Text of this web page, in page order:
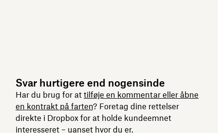
Svar hurtigere end nogensinde
Har du brug for at tilføje en kommentar eller åbne
en kontrakt på farten? Foretag dine rettelser
direkte i Dropbox for at holde kundeemnet
interesseret – uanset hvor du er.